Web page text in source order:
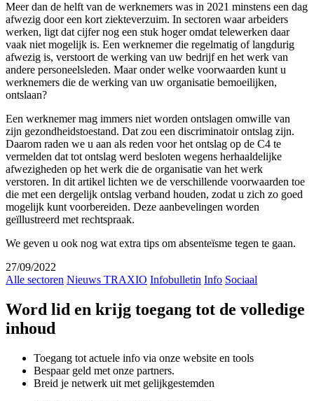
Meer dan de helft van de werknemers was in 2021 minstens een dag
afwezig door een kort ziekteverzuim. In sectoren waar arbeiders
werken, ligt dat cijfer nog een stuk hoger omdat telewerken daar
vaak niet mogelijk is. Een werknemer die regelmatig of langdurig
afwezig is, verstoort de werking van uw bedrijf en het werk van
andere personeelsleden. Maar onder welke voorwaarden kunt u
werknemers die de werking van uw organisatie bemoeilijken,
ontslaan?
Een werknemer mag immers niet worden ontslagen omwille van
zijn gezondheidstoestand. Dat zou een discriminatoir ontslag zijn.
Daarom raden we u aan als reden voor het ontslag op de C4 te
vermelden dat tot ontslag werd besloten wegens herhaaldelijke
afwezigheden op het werk die de organisatie van het werk
verstoren. In dit artikel lichten we de verschillende voorwaarden toe
die met een dergelijk ontslag verband houden, zodat u zich zo goed
mogelijk kunt voorbereiden. Deze aanbevelingen worden
geïllustreerd met rechtspraak.
We geven u ook nog wat extra tips om absenteïsme tegen te gaan.
27/09/2022
Alle sectoren Nieuws TRAXIO Infobulletin Info Sociaal
Word lid en krijg toegang tot de volledige
inhoud
Toegang tot actuele info via onze website en tools
Bespaar geld met onze partners.
Breid je netwerk uit met gelijkgestemden